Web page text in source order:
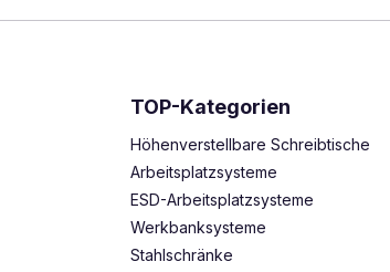
TOP-Kategorien
Höhenverstellbare Schreibtische
Arbeitsplatzsysteme
ESD-Arbeitsplatzsysteme
Werkbanksysteme
Stahlschränke